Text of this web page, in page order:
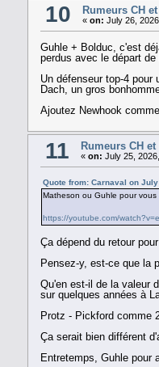
10 Rumeurs CH
« on: July 26,
Guhle + Bolduc, c'est
perdus avec le départ
Un défenseur top-4
Dach, un gros
Ajoutez Newhook
11 Rumeurs CH et
« on: July 25,
Quote from: Carnaval on
Matheson ou Guhle pour
https://youtube.com/
Ça dépend du retour
Pensez-y, est-ce que la
Qu'en est-il de la valeur
sur quelques années à
Protz - Pickford comme
Ça serait bien différent
Entretemps, Guhle pour